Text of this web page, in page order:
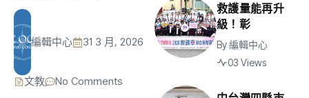
編輯中心 31 3 月, 2026
文教 No Comments
救護量能再升
級！彰
By編輯中心
03 Views